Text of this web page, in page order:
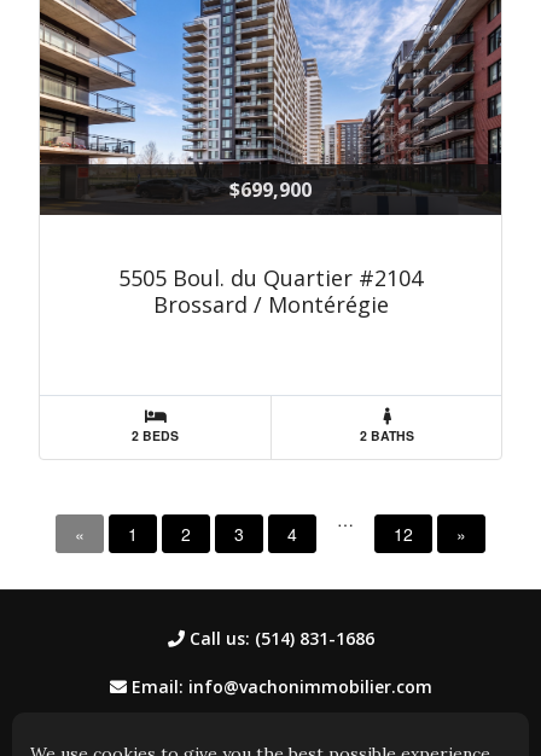
$699,900
5505 Boul. du Quartier #2104
Brossard / Montérégie
2 BEDS 2 BATHS
« 1 2 3 4
…
12 »
Call us: (514) 831-1686
Email: info@vachonimmobilier.com